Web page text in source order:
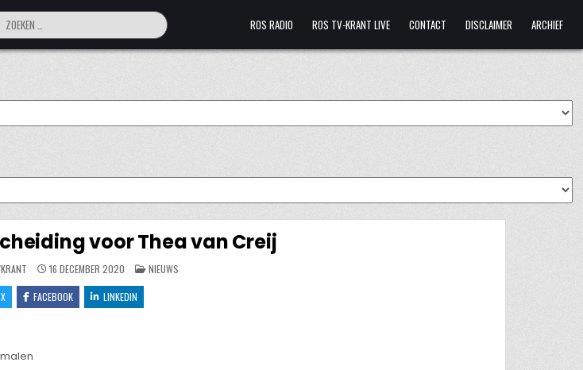
ROS RADIO ROS TV-KRANT LIVE CONTACT DISCLAIMER ARCHIEF
voor Thea van Creij
16 DECEMBER 2020 GEPLAATST
IN
NIEUWS
X FACEBOOK LINKEDIN